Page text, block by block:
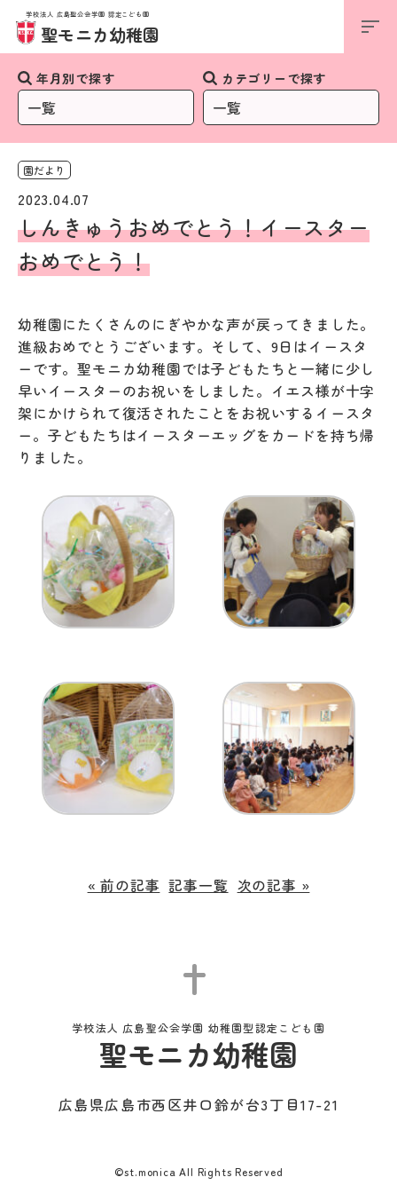
学校法人 広島聖公会学園 認定こども園
聖モニカ幼稚園
年月別で探す カテゴリーで探す
園だより
2023.04.07
しんきゅうおめでとう！イースター
おめでとう！
幼稚園にたくさんのにぎやかな声が戻ってきました。
進級おめでとうございます。そして、9日はイースタ
ーです。聖モニカ幼稚園では子どもたちと一緒に少し
早いイースターのお祝いをしました。イエス様が十字
架にかけられて復活されたことをお祝いするイースタ
ー。子どもたちはイースターエッグをカードを持ち帰
りました。
« 前の記事 記事一覧 次の記事 »
学校法人 広島聖公会学園 幼稚園型認定こども園
聖モニカ幼稚園
広島県広島市西区井口鈴が台3丁目17-21
©st.monica All Rights Reserved